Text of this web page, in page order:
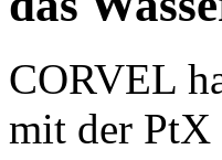
CORVEL
mit der